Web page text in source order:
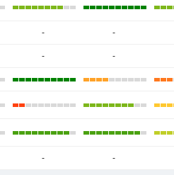
- -
- -
- -